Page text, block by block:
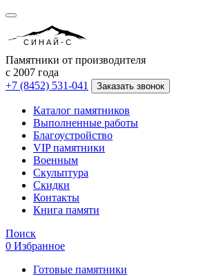
СИНАЙ-С
Памятники от производителя
с 2007 года
+7 (8452) 531-041
Заказать звонок
Каталог памятников
Выполненные работы
Благоустройство
VIP памятники
Военным
Скульптура
Скидки
Контакты
Книга памяти
Поиск
0 Избранное
Готовые памятники